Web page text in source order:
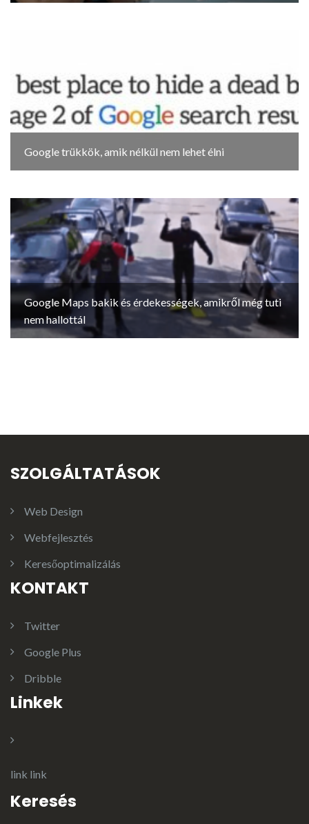
Google trükkök, amik nélkül nem lehet élni
Google Maps bakik és érdekességek, amikről még tuti
nem hallottál
SZOLGÁLTATÁSOK
Web Design
Webfejlesztés
Keresőoptimalizálás
KONTAKT
Twitter
Google Plus
Dribble
Linkek
link link
Keresés